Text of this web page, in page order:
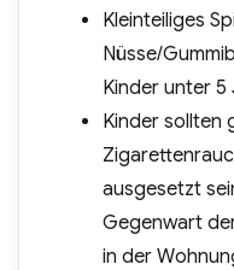
Kleinteiliges
Nüsse/
Kinder unter 5
Kinder sollten
ausgesetzt
Gegenwart
in der